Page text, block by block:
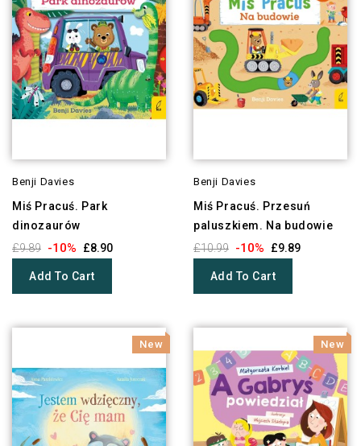
Benji Davies
Miś Pracuś. Park
dinozaurów
£9.89 -10% £8.90
Add To Cart
Benji Davies
Miś Pracuś. Przesuń
paluszkiem. Na budowie
£10.99 -10% £9.89
Add To Cart
New New